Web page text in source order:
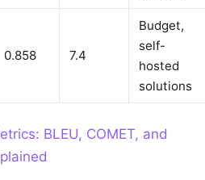
0.858 7.4
Budget,
self-
hosted
solutions
BLEU, COMET, and